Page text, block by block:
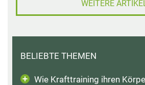
WEITERE
BELIEBTE THEMEN
Wie Krafttraining ihren